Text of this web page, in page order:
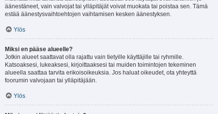
äänestäneet, vain valvojat tai ylläpitäjät voivat muokata tai poistaa sen. Tämä
estää äänestysvaihtoehtojen vaihtamisen kesken äänestyksen.
Ylös
Miksi en pääse alueelle?
Jotkin alueet saattavat olla rajattu vain tietyille käyttäjille tai ryhmille.
Katsoaksesi, lukeaksesi, kirjoittaaksesi tai muiden toimintojen tekeminen
alueella saattaa tarvita erikoisoikeuksia. Jos haluat oikeudet, ota yhteyttä
foorumin valvojaan tai ylläpitäjään.
Ylös